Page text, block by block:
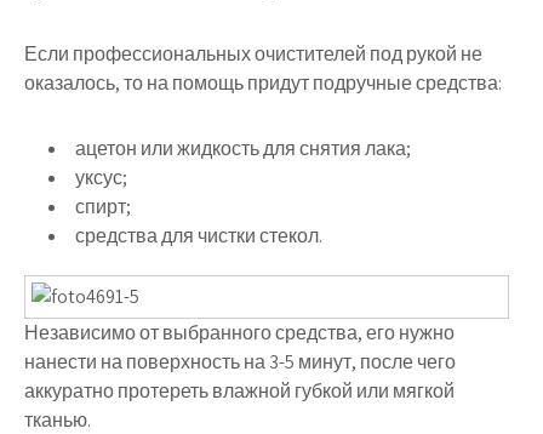
Если профессиональных очистителей под рукой не
оказалось, то на помощь придут подручные средства:
ацетон или жидкость для снятия лака;
уксус;
спирт;
средства для чистки стекол.
Независимо от выбранного средства, его нужно
нанести на поверхность на 3-5 минут, после чего
аккуратно протереть влажной губкой или мягкой
тканью.